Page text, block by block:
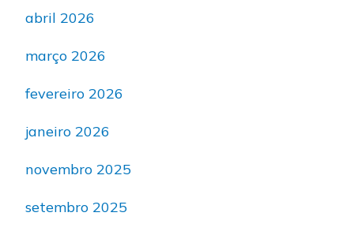
abril 2026
março 2026
fevereiro 2026
janeiro 2026
novembro 2025
setembro 2025